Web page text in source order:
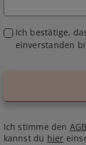
Ich bestätige,
einverstanden
Ich stimme den AGB
kannst du hier